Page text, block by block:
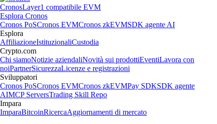
CronosLayer1 compatibile EVM
Esplora Cronos
Cronos PoSCronos EVMCronos zkEVMSDK agente AI
Esplora
AffiliazioneIstituzionaliCustodia
Crypto.com
Chi siamoNotizie aziendaliNovità sui prodottiEventiLavora con
noiPartnerSicurezzaLicenze e registrazioni
Sviluppatori
Cronos PoSCronos EVMCronos zkEVMPay SDKSDK agente
AIMCP ServersTrading Skill Repo
Impara
ImparaBitcoinRicercaAggiornamenti di mercato